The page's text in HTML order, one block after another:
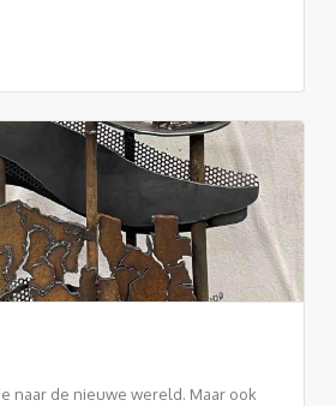
naar de nieuwe wereld. Maar ook